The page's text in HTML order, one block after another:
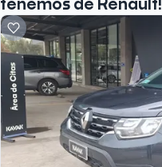
Busca por versión
Busca por año
tenemos de Renault!